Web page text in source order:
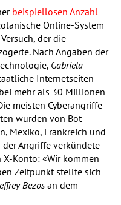
beispiellosen Anzahl
Online-System
der die
Nach Angaben der
Gabriela
Internetseiten
mehr als 30 Millionen
meisten Cyberangriffe
wurden von Bot-
Mexiko, Frankreich und
der Angriffe verkündete
Konto: «Wir kommen
Zeitpunkt stellte sich
Bezosan dem